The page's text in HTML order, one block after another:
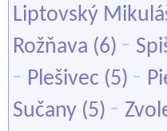
Liptovský
Rožňava (6) -
- Plešivec (5) -
Sučany (5) -